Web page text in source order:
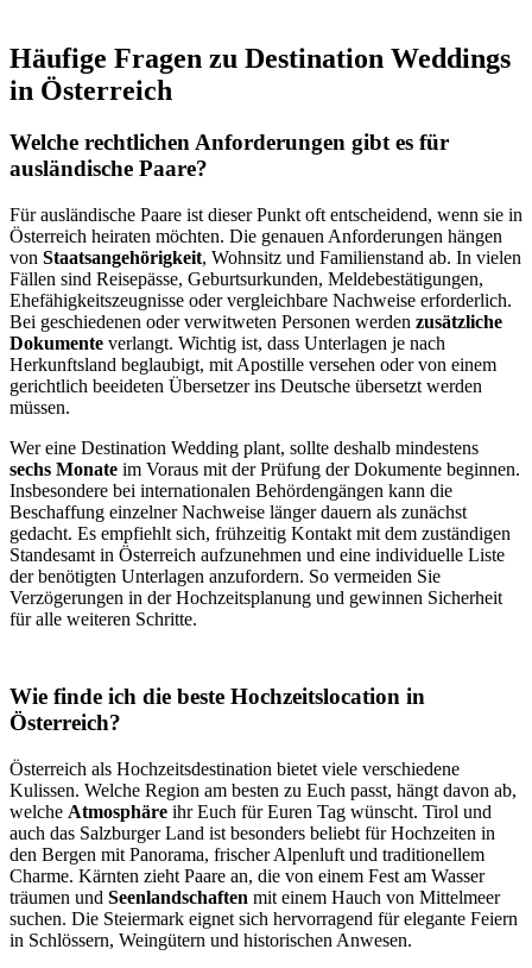
Häufige Fragen zu Destination Weddings
in Österreich
Welche rechtlichen Anforderungen gibt es für
ausländische Paare?
Für ausländische Paare ist dieser Punkt oft entscheidend, wenn sie in
Österreich heiraten möchten. Die genauen Anforderungen hängen
von Staatsangehörigkeit, Wohnsitz und Familienstand ab. In vielen
Fällen sind Reisepässe, Geburtsurkunden, Meldebestätigungen,
Ehefähigkeitszeugnisse oder vergleichbare Nachweise erforderlich.
Bei geschiedenen oder verwitweten Personen werden zusätzliche
Dokumente verlangt. Wichtig ist, dass Unterlagen je nach
Herkunftsland beglaubigt, mit Apostille versehen oder von einem
gerichtlich beeideten Übersetzer ins Deutsche übersetzt werden
müssen.
Wer eine Destination Wedding plant, sollte deshalb mindestens
sechs Monate im Voraus mit der Prüfung der Dokumente beginnen.
Insbesondere bei internationalen Behördengängen kann die
Beschaffung einzelner Nachweise länger dauern als zunächst
gedacht. Es empfiehlt sich, frühzeitig Kontakt mit dem zuständigen
Standesamt in Österreich aufzunehmen und eine individuelle Liste
der benötigten Unterlagen anzufordern. So vermeiden Sie
Verzögerungen in der Hochzeitsplanung und gewinnen Sicherheit
für alle weiteren Schritte.
Wie finde ich die beste Hochzeitslocation in
Österreich?
Österreich als Hochzeitsdestination bietet viele verschiedene
Kulissen. Welche Region am besten zu Euch passt, hängt davon ab,
welche Atmosphäre ihr Euch für Euren Tag wünscht. Tirol und
auch das Salzburger Land ist besonders beliebt für Hochzeiten in
den Bergen mit Panorama, frischer Alpenluft und traditionellem
Charme. Kärnten zieht Paare an, die von einem Fest am Wasser
träumen und Seenlandschaften mit einem Hauch von Mittelmeer
suchen. Die Steiermark eignet sich hervorragend für elegante Feiern
in Schlössern, Weingütern und historischen Anwesen.